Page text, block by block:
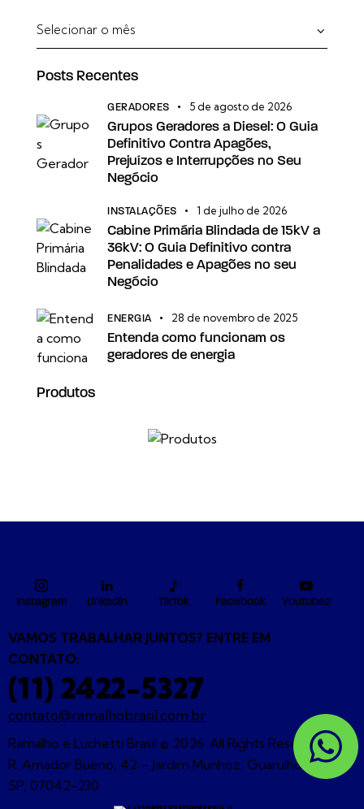
Posts Recentes
GERADORES 5 de agosto de 2026
Grupos Geradores a Diesel: O Guia
Definitivo Contra Apagões,
Prejuízos e Interrupções no Seu
Negócio
INSTALAÇÕES 1 de julho de 2026
Cabine Primária Blindada de 15kV a
36kV: O Guia Definitivo contra
Penalidades e Apagões no seu
Negócio
ENERGIA 28 de novembro de 2025
Entenda como funcionam os
geradores de energia
Produtos
Instagram Linkedin TikTok Facebook Youtube2
VAMOS TRABALHAR JUNTOS? ENTRE EM
CONTATO:
(11) 2422-5327
contato@ramalhobrasil.com.br
Ramalho e Luchetti Brasil © 2026. All Rights Reserved. |
R. Amador Bueno, 42 – Jardim Munhoz, Guarulhos –
SP, 07042-230